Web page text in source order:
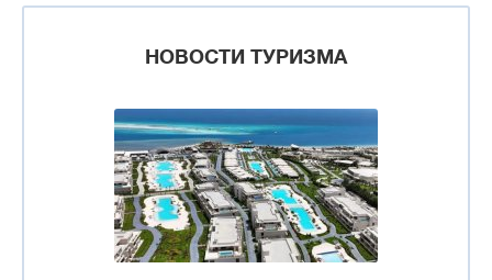
НОВОСТИ ТУРИЗМА